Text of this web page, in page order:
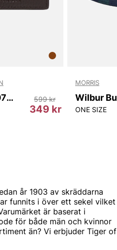
Wake T00007 10N
349 kr
599 kr
MORRIS
ONE SIZE
år 1903 av skräddarna
funnits i över ett sekel vilket
är baserat i
för både män och kvinnor
än? Vi erbjuder Tiger of